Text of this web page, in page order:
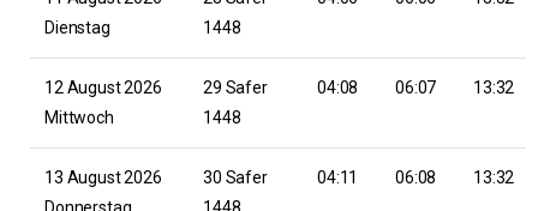
Dienstag
1448
12 August 2026
Mittwoch
29 Safer
1448
04:08 06:07 13:32
13 August 2026
Donnerstag
30 Safer
1448
04:11 06:08 13:32